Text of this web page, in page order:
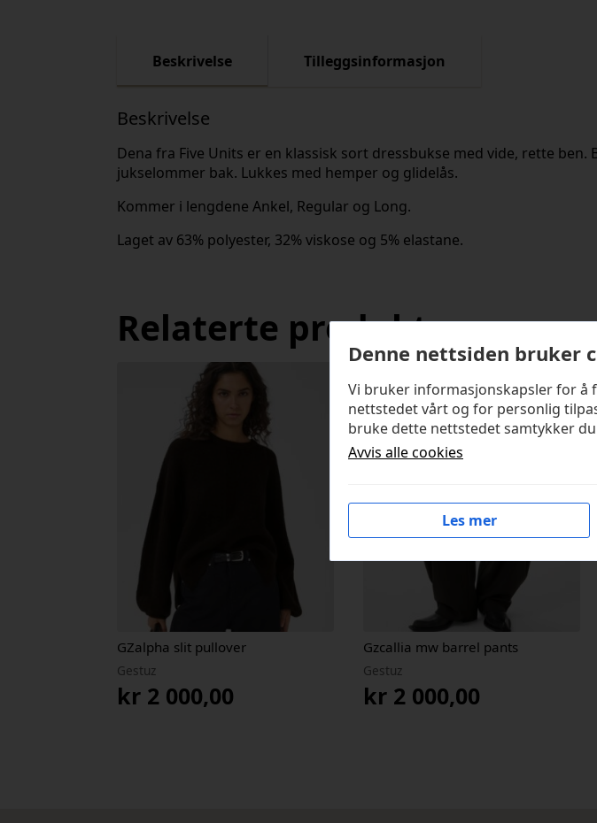
Beskrivelse Tilleggsinformasjon
Beskrivelse
Dena fra Five Units er en klassisk sort dressbukse med vide, rette
jukselommer bak. Lukkes med hemper og glidelås.
Kommer i lengdene Ankel, Regular og Long.
Laget av 63% polyester, 32% viskose og 5% elastane.
Relaterte produkter
GZalpha slit pullover
Gestuz
kr 2 000,00
Gzcallia mw barrel pants
Gestuz
kr 2 000,00
Denne nettsiden bruker
Vi bruker informasjonskapsler for å
nettstedet vårt og for personlig
bruke dette nettstedet samtykker
Avvis alle cookies
Les mer